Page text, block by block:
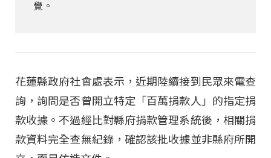
覺。
花蓮縣政府社會處表示，近期陸續接到民眾來電查
詢，詢問是否曾開立特定「百萬捐款人」的指定捐
款收據。不過經比對縣府捐款管理系統後，相關捐
款資料完全查無紀錄，確認該批收據並非縣府所開